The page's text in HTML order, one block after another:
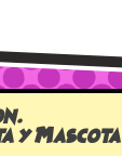
y Mascota